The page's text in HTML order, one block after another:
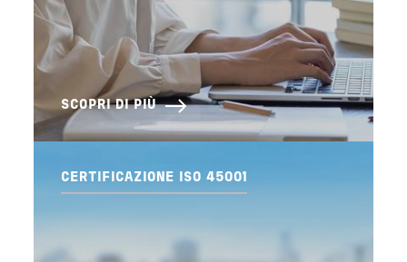
SCOPRI DI PIÙ
CERTIFICAZIONE ISO 45001